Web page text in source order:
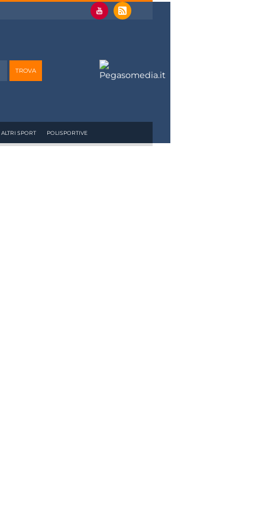
ALTRI SPORT POLISPORTIVE